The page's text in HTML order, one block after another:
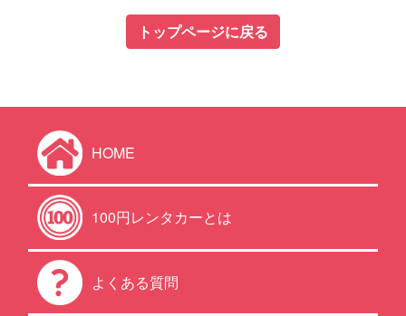
トップページに戻る
HOME
100円レンタカーとは
よくある質問